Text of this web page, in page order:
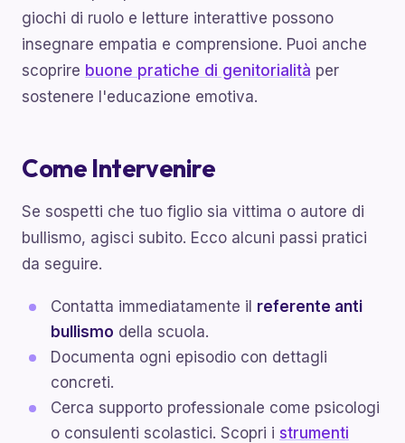
giochi di ruolo e letture interattive possono
insegnare empatia e comprensione. Puoi anche
scoprire buone pratiche di genitorialità per
sostenere l'educazione emotiva.
Come Intervenire
Se sospetti che tuo figlio sia vittima o autore di
bullismo, agisci subito. Ecco alcuni passi pratici
da seguire.
Contatta immediatamente il referente anti
bullismo della scuola.
Documenta ogni episodio con dettagli
concreti.
Cerca supporto professionale come psicologi
o consulenti scolastici. Scopri i strumenti